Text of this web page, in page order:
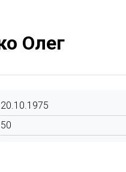
Олег
20.10.1975
50